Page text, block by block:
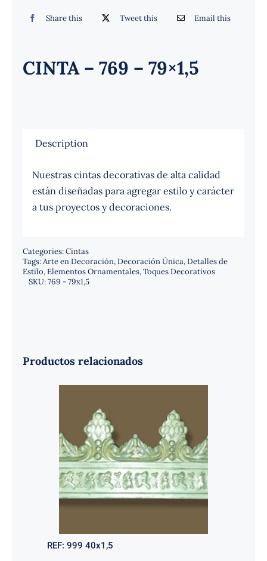
Share this Tweet this Email this
CINTA – 769 – 79×1,5
Description
Nuestras cintas decorativas de alta calidad
están diseñadas para agregar estilo y carácter
a tus proyectos y decoraciones.
Categories:Cintas
Tags:Arte en Decoración,Decoración Única,Detalles de
Estilo,Elementos Ornamentales,Toques Decorativos
SKU:769 - 79x1,5
Productos relacionados
REF: 999 40x1,5